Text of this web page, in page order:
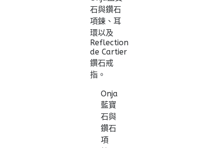
石與鑽石
項鍊、耳
環以及
Reflection
de Cartier
鑽石戒
指。
Onja
藍寶
石與
鑽石
項